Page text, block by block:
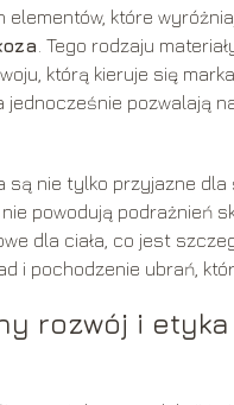
elementów, które
. Tego rodzaju
którą kieruje się
jednocześnie pozwalają
są nie tylko przyjazne
powodują podrażnień
dla ciała, co jest
i pochodzenie ubrań,
rozwój i